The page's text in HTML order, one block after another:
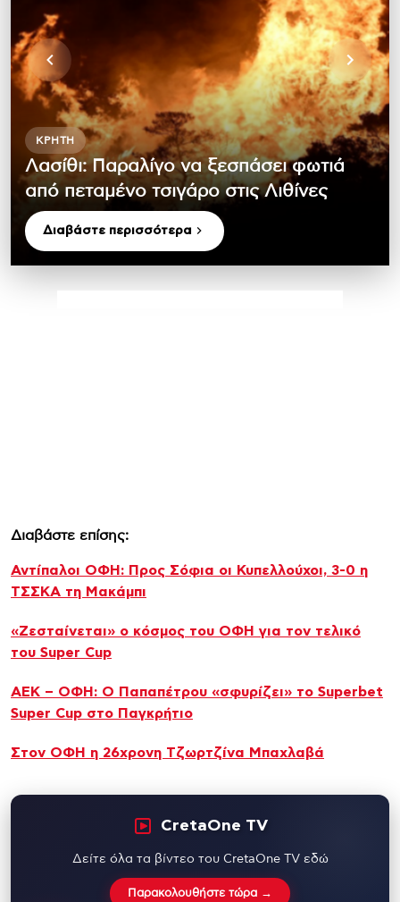
ΚΡΉΤΗ
Λασίθι: Παραλίγο να ξεσπάσει φωτιά
από πεταμένο τσιγάρο στις Λιθίνες
Διαβάστε περισσότερα
Διαβάστε επίσης:
Αντίπαλοι ΟΦΗ: Προς Σόφια οι Κυπελλούχοι, 3-0 η
ΤΣΣΚΑ τη Μακάμπι
«Ζεσταίνεται» ο κόσμος του ΟΦΗ για τον τελικό
του Super Cup
ΑΕΚ – ΟΦΗ: Ο Παπαπέτρου «σφυρίζει» το Superbet
Super Cup στο Παγκρήτιο
Στον ΟΦΗ η 26χρονη Τζωρτζίνα Μπαχλαβά
CretaOne TV
Δείτε όλα τα βίντεο του CretaOne TV εδώ
Παρακολουθήστε τώρα →